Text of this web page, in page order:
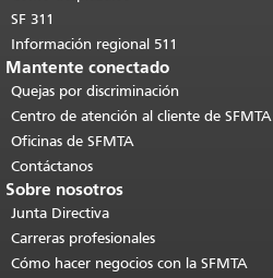
SF 311
Información regional 511
Mantente conectado
Quejas por discriminación
Centro de atención al cliente de SFMTA
Oficinas de SFMTA
Contáctanos
Sobre nosotros
Junta Directiva
Carreras profesionales
Cómo hacer negocios con la SFMTA